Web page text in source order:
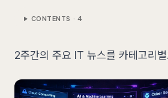
CONTENTS · 4
2주간의 주요 IT 뉴스를 카테고리